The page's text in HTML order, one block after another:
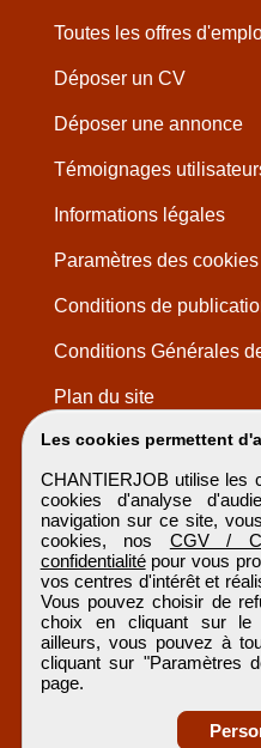
Les cookies permettent
CHANTIERJOB utilise les
cookies d'analyse
navigation sur ce site,
cookies, nos CGV /
confidentialitépour vous
vos centres d'intérêt et
Vous pouvez choisir de
choix en cliquant sur le
ailleurs, vous pouvez à
cliquant sur "Paramètres
page.
Toutes les offres
Déposer un CV
Déposer une annonce
Témoignages
Informations légales
Paramètres des cookies
Conditions de
Conditions Générales
Plan du site